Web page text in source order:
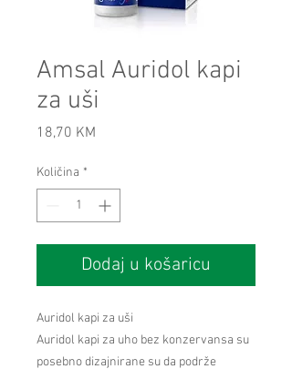
Amsal Auridol kapi
za uši
18,70 KM
Količina *
Dodaj u košaricu
Auridol kapi za uši
Auridol kapi za uho bez konzervansa su
posebno dizajnirane su da podrže